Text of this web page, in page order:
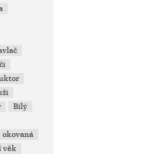
Bílý
okovaná
věk